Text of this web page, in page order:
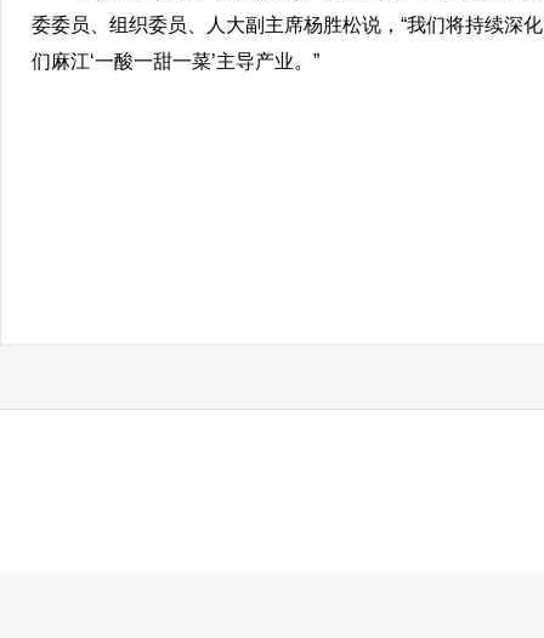
委委员、组织委员、人大副主席杨胜松说，“我们将持续深
们麻江‘一酸一甜一菜’主导产业。”